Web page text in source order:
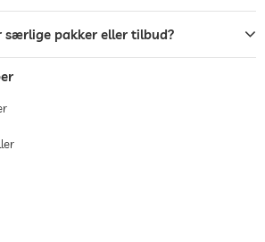
pakker eller tilbud?